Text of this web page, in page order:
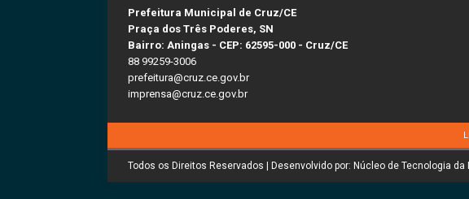
Prefeitura Municipal de Cruz/CE
Praça dos Três Poderes, SN
Bairro: Aningas - CEP: 62595-000 - Cruz/CE
88 99259-3006
prefeitura@cruz.ce.gov.br
imprensa@cruz.ce.gov.br
Todos os Direitos Reservados | Desenvolvido por: Núcleo de Tecnologia